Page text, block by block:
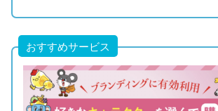
おすすめサービス